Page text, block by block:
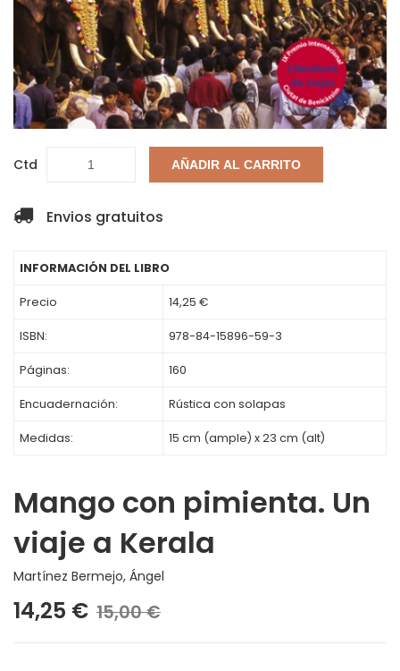
Ctd AÑADIR AL CARRITO
Envios gratuitos
INFORMACIÓN DEL LIBRO
Precio 14,25 €
ISBN: 978-84-15896-59-3
Páginas: 160
Encuadernación: Rústica con solapas
Medidas: 15 cm (ample) x 23 cm (alt)
Mango con pimienta. Un
viaje a Kerala
Martínez Bermejo, Ángel
14,25 € 15,00 €